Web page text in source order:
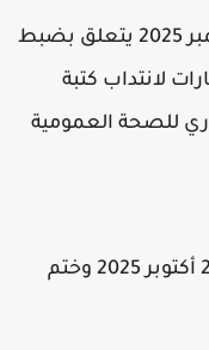
قرار من وزير الصحة مؤرخ في 30 سبتمبر 2025 يتعلق بضبط
لانتداب كتبة
للصحة العمومية
حدد تاريخ بداية قبول الترشحات يوم 20 أكتوبر 2025 وختم